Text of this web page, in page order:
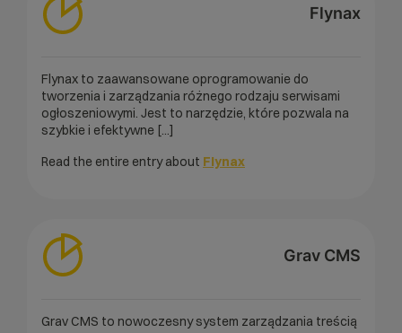
Flynax
Flynax to zaawansowane oprogramowanie do
tworzenia i zarządzania różnego rodzaju serwisami
ogłoszeniowymi. Jest to narzędzie, które pozwala na
szybkie i efektywne [...]
Read the entire entry about Flynax
Grav CMS
Grav CMS to nowoczesny system zarządzania treścią